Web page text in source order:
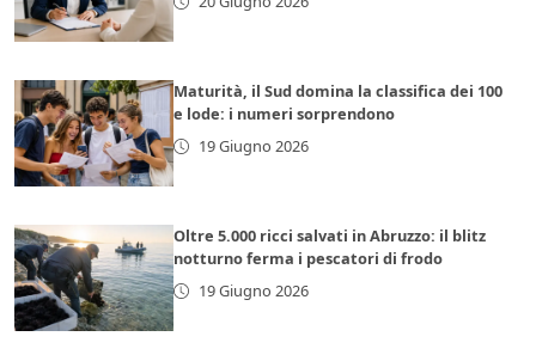
Maturità, il Sud domina la classifica dei 100
e lode: i numeri sorprendono
19 Giugno 2026
Oltre 5.000 ricci salvati in Abruzzo: il blitz
notturno ferma i pescatori di frodo
19 Giugno 2026